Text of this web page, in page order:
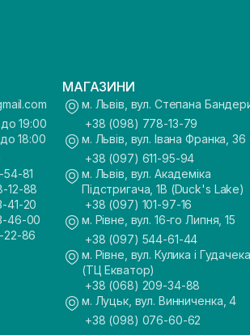
19:00
18:00
81
12-88
41-20
46-00
22-86
МАГАЗИНИ
м. Львів, вул. Степана
+38 (098) 778-13-79
м. Львів, вул. Івана Франка, 36
+38 (097) 611-95-94
м. Львів, вул. Академіка
Підстригача, 1В (Duck's Lake)
+38 (097) 101-97-16
м. Рівне, вул. 16-го Липня, 15
+38 (097) 544-61-44
м. Рівне, вул. Кулика і
(ТЦ Екватор)
+38 (068) 209-34-88
м. Луцьк, вул. Винниченка, 4
+38 (098) 076-60-62